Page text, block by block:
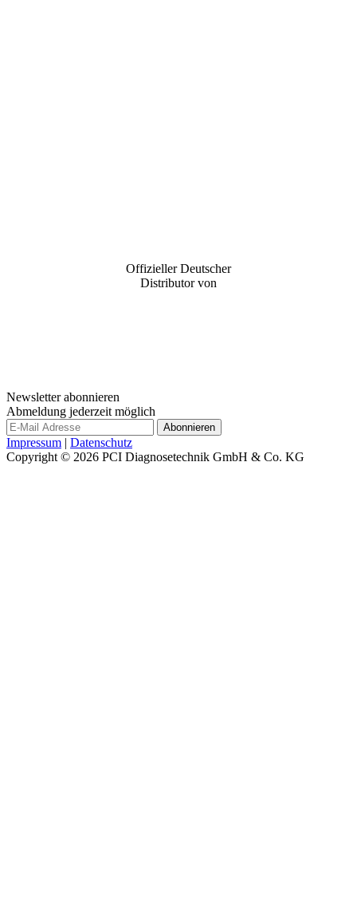
Offizieller Deutscher
Distributor von
Newsletter abonnieren
Abmeldung jederzeit möglich
Impressum | Datenschutz
Copyright © 2026 PCI Diagnosetechnik GmbH & Co. KG